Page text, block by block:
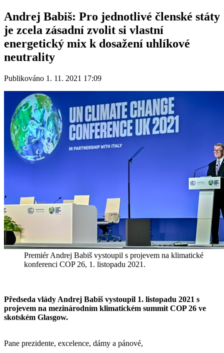
Andrej Babiš: Pro jednotlivé členské státy
je zcela zásadní zvolit si vlastní
energetický mix k dosažení uhlíkové
neutrality
Publikováno 1. 11. 2021 17:09
Premiér Andrej Babiš vystoupil s projevem na klimatické
konferenci COP 26, 1. listopadu 2021.
Předseda vlády Andrej Babiš vystoupil 1. listopadu 2021 s
projevem na mezinárodním klimatickém summit COP 26 ve
skotském Glasgow.
Pane prezidente, excelence, dámy a pánové,